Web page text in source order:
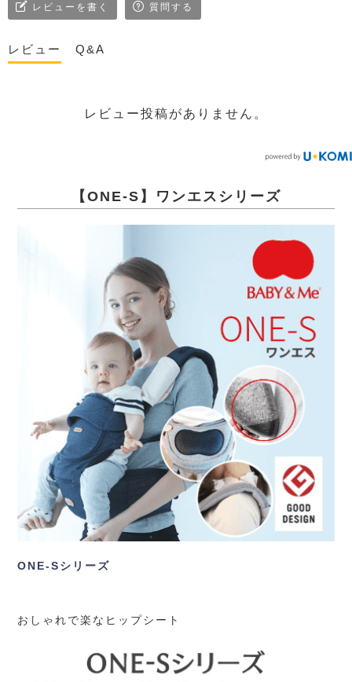
レビューを書く 質問する
レビュー Q&A
レビュー投稿がありません。
【ONE-S】ワンエスシリーズ
ONE-Sシリーズ
おしゃれで楽なヒップシート